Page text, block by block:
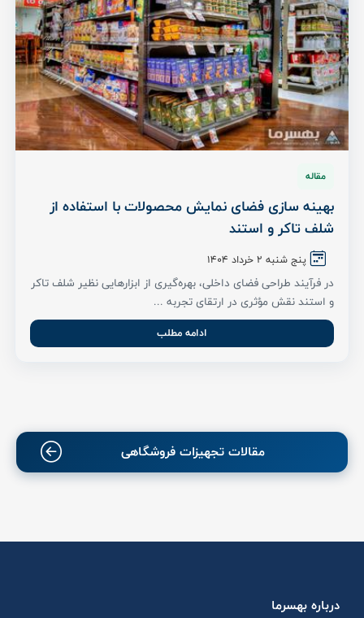
مقاله
بهینه سازی فضای نمایش محصولات با استفاده از
شلف تاکر و استند
پنج شنبه ۲ خرداد ۱۴۰۴
در فرآیند طراحی فضای داخلی، بهره‌گیری از ابزارهایی نظیر شلف تاکر
و استند نقش مؤثری در ارتقای تجربه ...
ادامه مطلب
مقالات تجهیزات فروشگاهی
درباره بهسرما